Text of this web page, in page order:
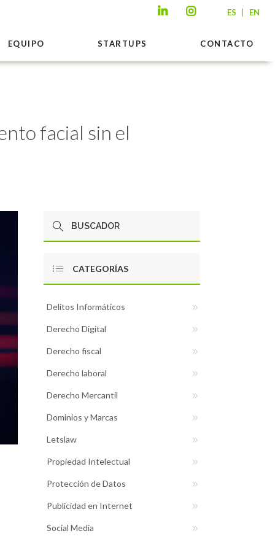
ES | EN
EQUIPO STARTUPS CONTACTO
facial sin el
CATEGORÍAS
Delitos Informáticos
Derecho Digital
Derecho fiscal
Derecho laboral
Derecho Mercantil
Dominios y Marcas
Letslaw
Propiedad Intelectual
Protección de Datos
Publicidad en Internet
Social Media